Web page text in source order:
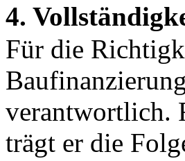
4.
Für die
verantwortlich.
trägt er die